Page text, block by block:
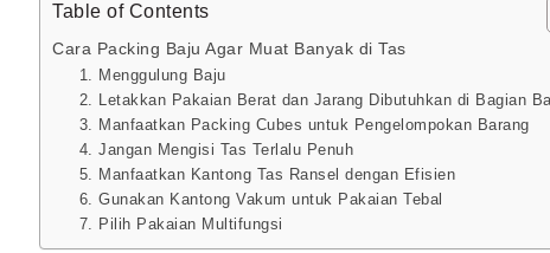
Table of Contents
Cara Packing Baju Agar Muat Banyak di Tas
1. Menggulung Baju
2. Letakkan Pakaian Berat dan Jarang Dibutuhkan di Bagian
3. Manfaatkan Packing Cubes untuk Pengelompokan Barang
4. Jangan Mengisi Tas Terlalu Penuh
5. Manfaatkan Kantong Tas Ransel dengan Efisien
6. Gunakan Kantong Vakum untuk Pakaian Tebal
7. Pilih Pakaian Multifungsi